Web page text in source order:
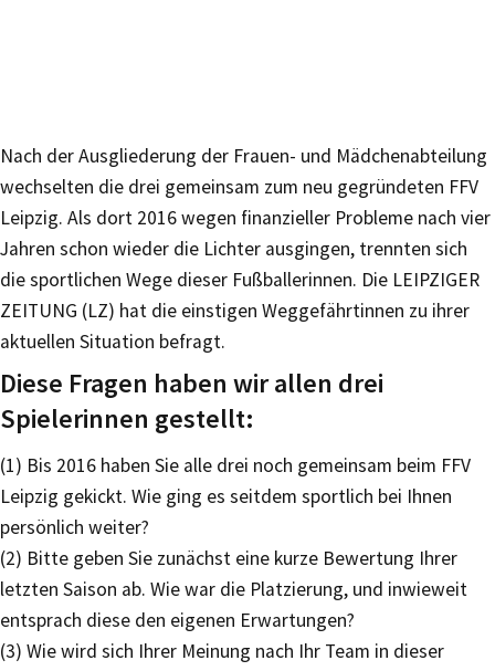
Nach der Ausgliederung der Frauen- und Mädchenabteilung
wechselten die drei gemeinsam zum neu gegründeten FFV
Leipzig. Als dort 2016 wegen finanzieller Probleme nach vier
Jahren schon wieder die Lichter ausgingen, trennten sich
die sportlichen Wege dieser Fußballerinnen. Die LEIPZIGER
ZEITUNG (LZ) hat die einstigen Weggefährtinnen zu ihrer
aktuellen Situation befragt.
Diese Fragen haben wir allen drei
Spielerinnen gestellt:
(1) Bis 2016 haben Sie alle drei noch gemeinsam beim FFV
Leipzig gekickt. Wie ging es seitdem sportlich bei Ihnen
persönlich weiter?
(2) Bitte geben Sie zunächst eine kurze Bewertung Ihrer
letzten Saison ab. Wie war die Platzierung, und inwieweit
entsprach diese den eigenen Erwartungen?
(3) Wie wird sich Ihrer Meinung nach Ihr Team in dieser